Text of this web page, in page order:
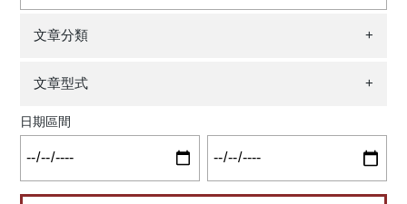
是使用全球再分析數據計算1990–2009年與1950–1969年之間
的差值來估計。在控制實驗中，CRM 3公里的網格解析度真
颱風的環境比現今氣候略低溫且乾燥，兩個颱風的發展和演
和敏督利颱風的日降雨量比過去氣候下的對應颱風增加約5毫
且此日均降水變化具有99.5%可信度之統計顯著性。進一步水
文章分類 +
文章型式 +
日期區間